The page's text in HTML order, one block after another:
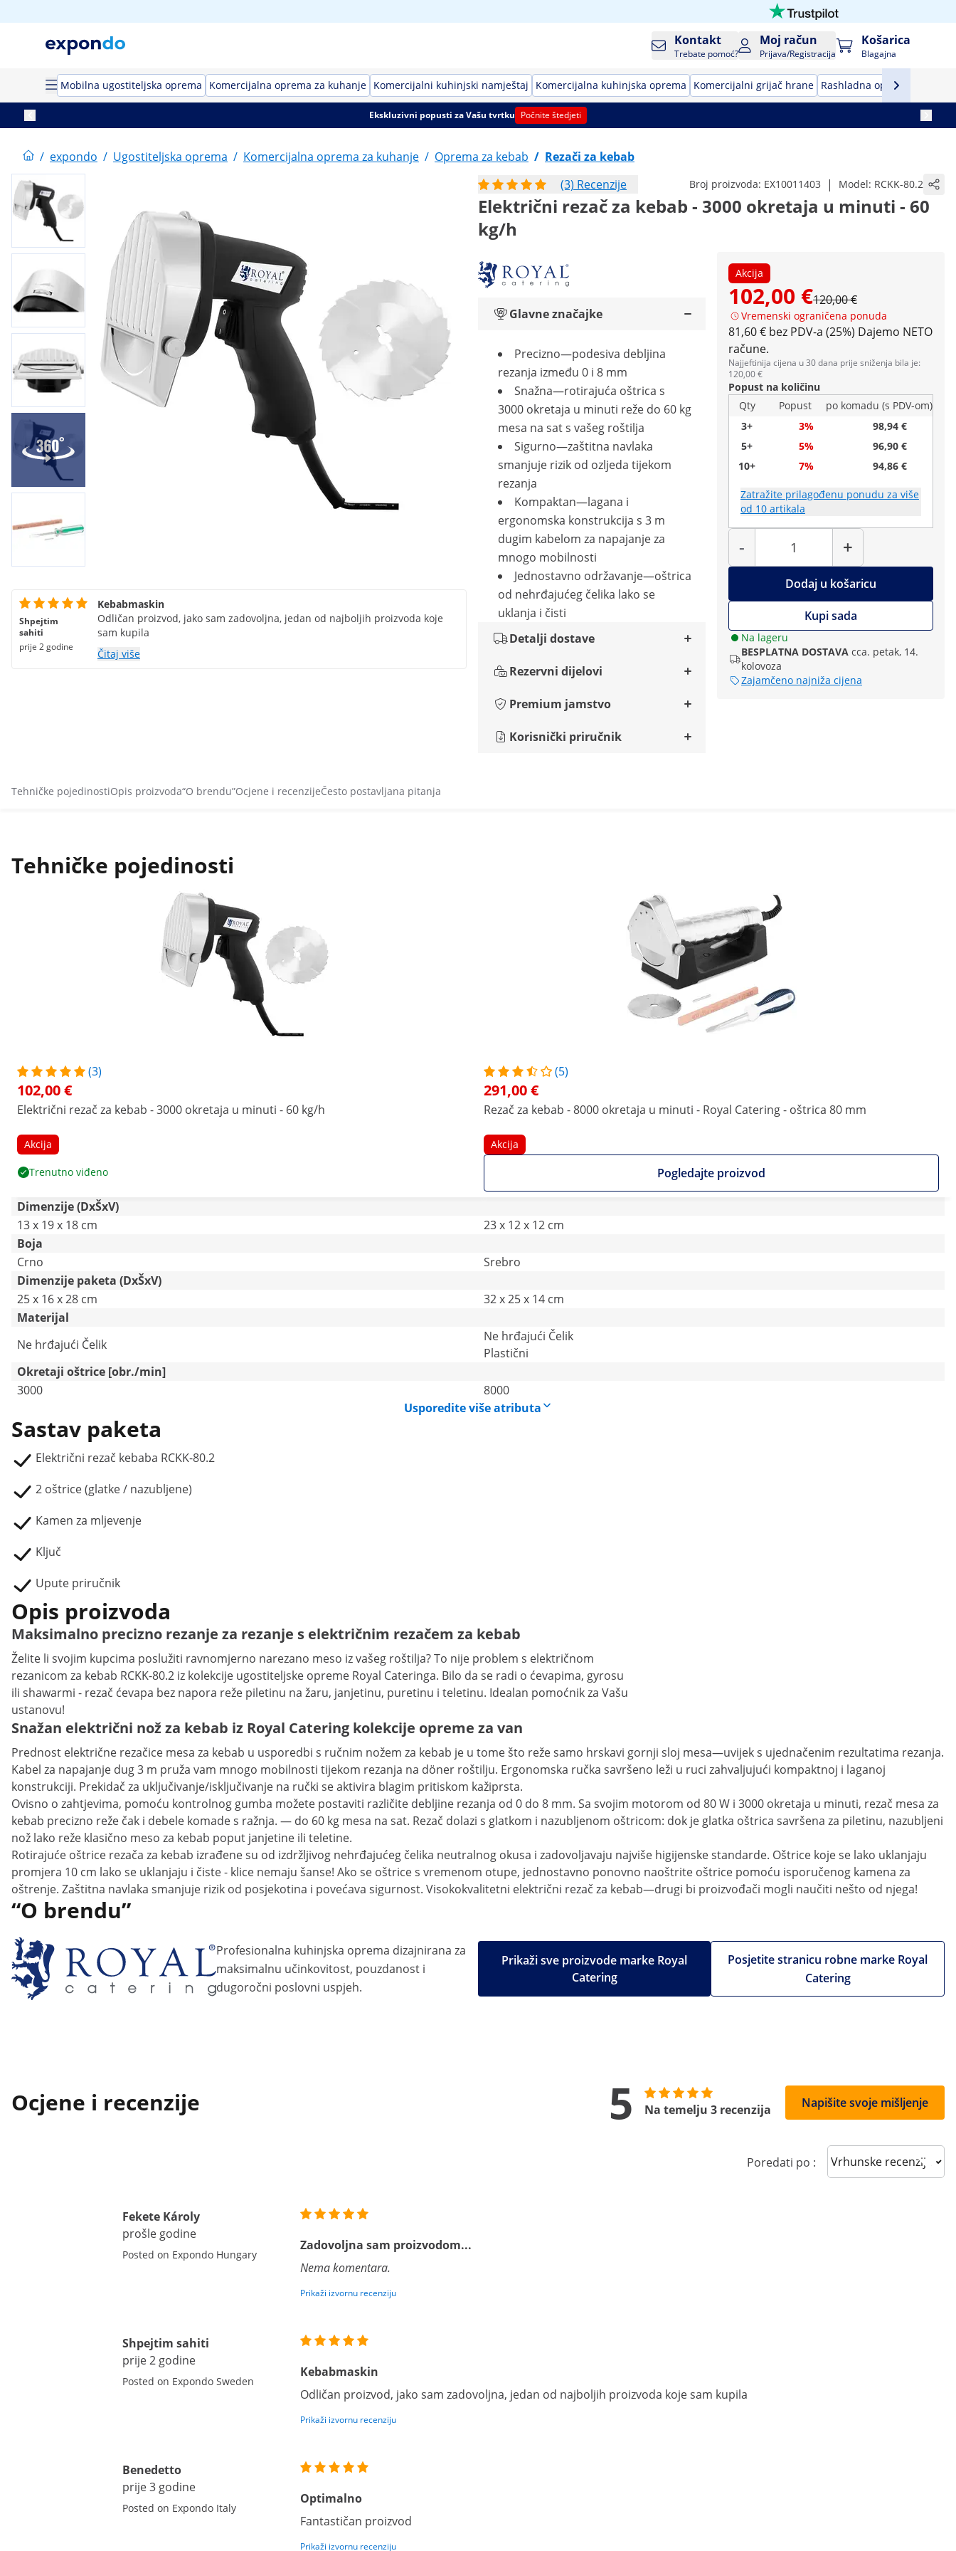
Kontakt
Trebate pomoć?
Moj račun
Prijava/Registracija
Košarica
Blagajna
Mobilna ugostiteljska oprema Komercijalna oprema za kuhanje Komercijalni kuhinjski namještaj Komercijalna kuhinjska oprema Komercijalni grijač hrane Rashladna oprema
Ekskluzivni popusti za Vašu tvrtku Počnite štedjeti
/ expondo / Ugostiteljska oprema / Komercijalna oprema za kuhanje / Oprema za kebab / Rezači za kebab
(3) Recenzije
Broj proizvoda: EX10011403 | Model: RCKK-80.2
Električni rezač za kebab - 3000 okretaja u minuti - 60
kg/h
Akcija
102,00 €120,00 €
Vremenski ograničena ponuda
81,60 € bez PDV-a (25%) Dajemo NETO
račune.
Najjeftinija cijena u 30 dana prije sniženja bila je:
120,00 €
Popust na količinu
Qty
Popust
po komadu (s PDV-om)
3+
3%
98,94 €
5+
5%
96,90 €
10+
7% 94,86 €
Zatražite prilagođenu ponudu za više
od 10 artikala
-
Količina
+
Dodaj u košaricu
Kupi sada
Na lageru
BESPLATNA DOSTAVA cca. petak, 14.
kolovoza
Zajamčeno najniža cijena
Glavne značajke
Precizno—podesiva debljina
rezanja između 0 i 8 mm
Snažna—rotirajuća oštrica s
3000 okretaja u minuti reže do 60 kg
mesa na sat s vašeg roštilja
Sigurno—zaštitna navlaka
smanjuje rizik od ozljeda tijekom
rezanja
Kompaktan—lagana i
ergonomska konstrukcija s 3 m
dugim kabelom za napajanje za
mnogo mobilnosti
Jednostavno održavanje—oštrica
od nehrđajućeg čelika lako se
uklanja i čisti
Detalji dostave
Rezervni dijelovi
Premium jamstvo
Korisnički priručnik
Shpejtim
sahiti
prije 2 godine
Kebabmaskin
Odličan proizvod, jako sam zadovoljna, jedan od najboljih proizvoda koje
sam kupila
Čitaj više
Tehničke pojedinostiOpis proizvoda“O brendu”Ocjene i recenzijeČesto postavljana pitanja
Tehničke pojedinosti
(3)
102,00 €
Električni rezač za kebab - 3000 okretaja u minuti - 60 kg/h
Akcija
Trenutno viđeno
(5)
291,00 €
Rezač za kebab - 8000 okretaja u minuti - Royal Catering - oštrica 80 mm
Akcija
Pogledajte proizvod
Dimenzije (DxŠxV)
13 x 19 x 18 cm
23 x 12 x 12 cm
Boja
Crno
Srebro
Dimenzije paketa (DxŠxV)
25 x 16 x 28 cm
32 x 25 x 14 cm
Materijal
Ne hrđajući Čelik
Ne hrđajući Čelik
Plastični
Okretaji oštrice [obr./min]
3000
8000
Usporedite više atributa
Sastav paketa
Električni rezač kebaba RCKK-80.2
2 oštrice (glatke / nazubljene)
Kamen za mljevenje
Ključ
Upute priručnik
Opis proizvoda
Maksimalno precizno rezanje za rezanje s električnim rezačem za kebab
Želite li svojim kupcima poslužiti ravnomjerno narezano meso iz vašeg roštilja? To nije problem s električnom
rezanicom za kebab RCKK-80.2 iz kolekcije ugostiteljske opreme Royal Cateringa. Bilo da se radi o ćevapima, gyrosu
ili shawarmi - rezač ćevapa bez napora reže piletinu na žaru, janjetinu, puretinu i teletinu. Idealan pomoćnik za Vašu
ustanovu!
Snažan električni nož za kebab iz Royal Catering kolekcije opreme za van
Prednost električne rezačice mesa za kebab u usporedbi s ručnim nožem za kebab je u tome što reže samo hrskavi gornji sloj mesa—uvijek s ujednačenim rezultatima rezanja.
Kabel za napajanje dug 3 m pruža vam mnogo mobilnosti tijekom rezanja na döner roštilju. Ergonomska ručka savršeno leži u ruci zahvaljujući kompaktnoj i laganoj
konstrukciji. Prekidač za uključivanje/isključivanje na ručki se aktivira blagim pritiskom kažiprsta.
Ovisno o zahtjevima, pomoću kontrolnog gumba možete postaviti različite debljine rezanja od 0 do 8 mm. Sa svojim motorom od 80 W i 3000 okretaja u minuti, rezač mesa za
kebab precizno reže čak i debele komade s ražnja. — do 60 kg mesa na sat. Rezač dolazi s glatkom i nazubljenom oštricom: dok je glatka oštrica savršena za piletinu, nazubljeni
nož lako reže klasično meso za kebab poput janjetine ili teletine.
Rotirajuće oštrice rezača za kebab izrađene su od izdržljivog nehrđajućeg čelika neutralnog okusa i zadovoljavaju najviše higijenske standarde. Oštrice koje se lako uklanjaju
promjera 10 cm lako se uklanjaju i čiste - klice nemaju šanse! Ako se oštrice s vremenom otupe, jednostavno ponovno naoštrite oštrice pomoću isporučenog kamena za
oštrenje. Zaštitna navlaka smanjuje rizik od posjekotina i povećava sigurnost. Visokokvalitetni električni rezač za kebab—drugi bi proizvođači mogli naučiti nešto od njega!
“O brendu”
Profesionalna kuhinjska oprema dizajnirana za
maksimalnu učinkovitost, pouzdanost i
dugoročni poslovni uspjeh.
Posjetite stranicu robne marke Royal
Catering
Prikaži sve proizvode marke Royal
Catering
Ocjene i recenzije 5 Na temelju 3 recenzija Napišite svoje mišljenje
Poredati po : Sort reviews
Fekete Károly
prošle godine
Posted on Expondo Hungary
Zadovoljna sam proizvodom...
Nema komentara.
Prikaži izvornu recenziju
Shpejtim sahiti
prije 2 godine
Posted on Expondo Sweden
Kebabmaskin
Odličan proizvod, jako sam zadovoljna, jedan od najboljih proizvoda koje sam kupila
Prikaži izvornu recenziju
Benedetto
prije 3 godine
Posted on Expondo Italy
Optimalno
Fantastičan proizvod
Prikaži izvornu recenziju